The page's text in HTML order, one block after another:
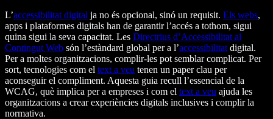
L’accessibilitat digital ja no és opcional, sinó un requisit. Els webs,
apps i plataformes digitals han de garantir l’accés a tothom, sigui
quina sigui la seva capacitat. Les Directrius d’Accessibilitat al
Contingut Web són l’estàndard global per a l’accessibilitat digital.
Per a moltes organitzacions, complir-les pot semblar complicat. Per
sort, tecnologies com el text a veu tenen un paper clau per
aconseguir el compliment. Aquesta guia recull l’essencial de la
WCAG, què implica per a empreses i com el text a veu ajuda les
organitzacions a crear experiències digitals inclusives i complir la
normativa.